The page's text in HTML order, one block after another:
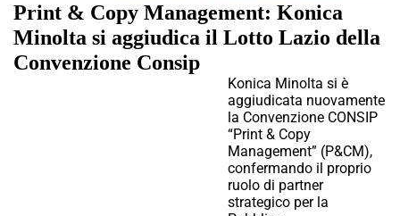
Print & Copy Management: Konica
Minolta si aggiudica il Lotto Lazio della
Convenzione Consip
Konica Minolta si è
aggiudicata nuovamente
la Convenzione CONSIP
“Print & Copy
Management” (P&CM),
confermando il proprio
ruolo di partner
strategico per la